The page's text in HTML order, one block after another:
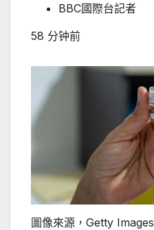
BBC國際台記者
58 分钟前
圖像來源， Getty Images